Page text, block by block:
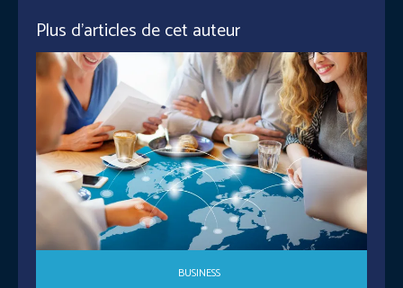
Plus d'articles de cet auteur
BUSINESS